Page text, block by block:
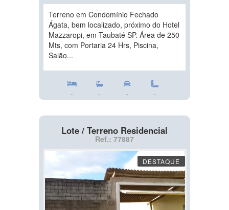
Terreno em Condomínio Fechado
Ágata, bem localizado, próximo do Hotel
Mazzaropi, em Taubaté SP. Área de 250
Mts, com Portaria 24 Hrs, Piscina,
Salão...
- - - -
Lote / Terreno Residencial
Ref.: 77887
DESTAQUE